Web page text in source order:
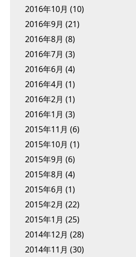
2016年10月 (10)
2016年9月 (21)
2016年8月 (8)
2016年7月 (3)
2016年6月 (4)
2016年4月 (1)
2016年2月 (1)
2016年1月 (3)
2015年11月 (6)
2015年10月 (1)
2015年9月 (6)
2015年8月 (4)
2015年6月 (1)
2015年2月 (22)
2015年1月 (25)
2014年12月 (28)
2014年11月 (30)